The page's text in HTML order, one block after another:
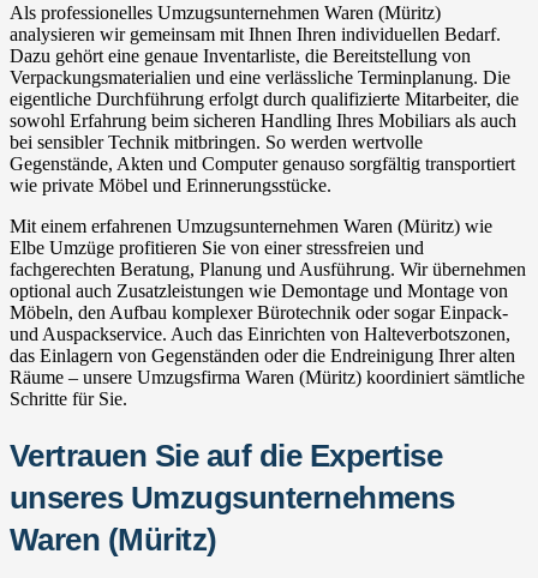
Als professionelles Umzugsunternehmen Waren (Müritz)
analysieren wir gemeinsam mit Ihnen Ihren individuellen Bedarf.
Dazu gehört eine genaue Inventarliste, die Bereitstellung von
Verpackungsmaterialien und eine verlässliche Terminplanung. Die
eigentliche Durchführung erfolgt durch qualifizierte Mitarbeiter, die
sowohl Erfahrung beim sicheren Handling Ihres Mobiliars als auch
bei sensibler Technik mitbringen. So werden wertvolle
Gegenstände, Akten und Computer genauso sorgfältig transportiert
wie private Möbel und Erinnerungsstücke.
Mit einem erfahrenen Umzugsunternehmen Waren (Müritz) wie
Elbe Umzüge profitieren Sie von einer stressfreien und
fachgerechten Beratung, Planung und Ausführung. Wir übernehmen
optional auch Zusatzleistungen wie Demontage und Montage von
Möbeln, den Aufbau komplexer Bürotechnik oder sogar Einpack-
und Auspackservice. Auch das Einrichten von Halteverbotszonen,
das Einlagern von Gegenständen oder die Endreinigung Ihrer alten
Räume – unsere Umzugsfirma Waren (Müritz) koordiniert sämtliche
Schritte für Sie.
Vertrauen Sie auf die Expertise
unseres Umzugsunternehmens
Waren (Müritz)